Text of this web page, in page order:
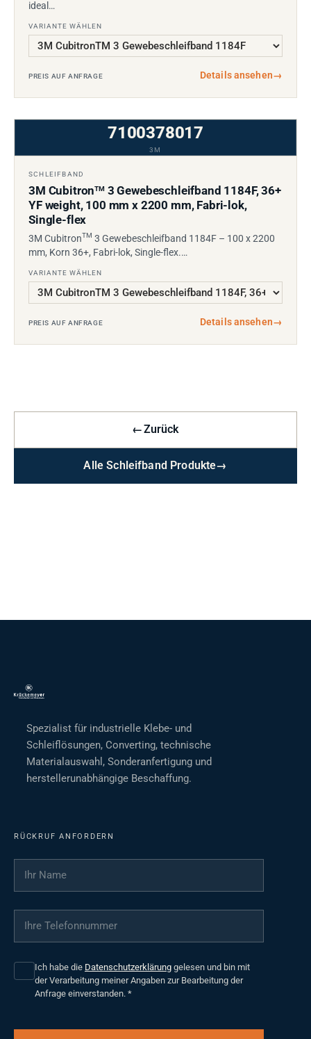
ideal…
VARIANTE WÄHLEN
PREIS AUF ANFRAGE Details ansehen→
7100378017
3M
SCHLEIFBAND
3M CubitronTM3 Gewebeschleifband 1184F, 36+
YF weight, 100 mm x 2200 mm, Fabri-lok,
Single-flex
3M CubitronTM 3 Gewebeschleifband 1184F – 100 x 2200
mm, Korn 36+, Fabri-lok, Single-flex.…
VARIANTE WÄHLEN
PREIS AUF ANFRAGE Details ansehen→
←Zurück
Alle Schleifband Produkte→
Spezialist für industrielle Klebe- und
Schleiflösungen, Converting, technische
Materialauswahl, Sonderanfertigung und
herstellerunabhängige Beschaffung.
RÜCKRUF ANFORDERN
Ihr Name
Ihre Telefonnummer
Ich habe die Datenschutzerklärung gelesen und bin mit
der Verarbeitung meiner Angaben zur Bearbeitung der
Anfrage einverstanden. *